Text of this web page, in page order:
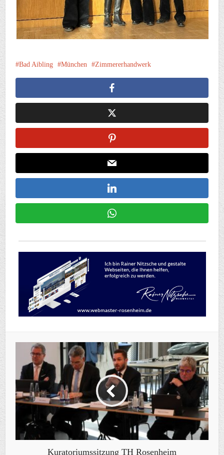
Bad Aibling München Zimmererhandwerk
Kuratoriumssitzung TH Rosenheim